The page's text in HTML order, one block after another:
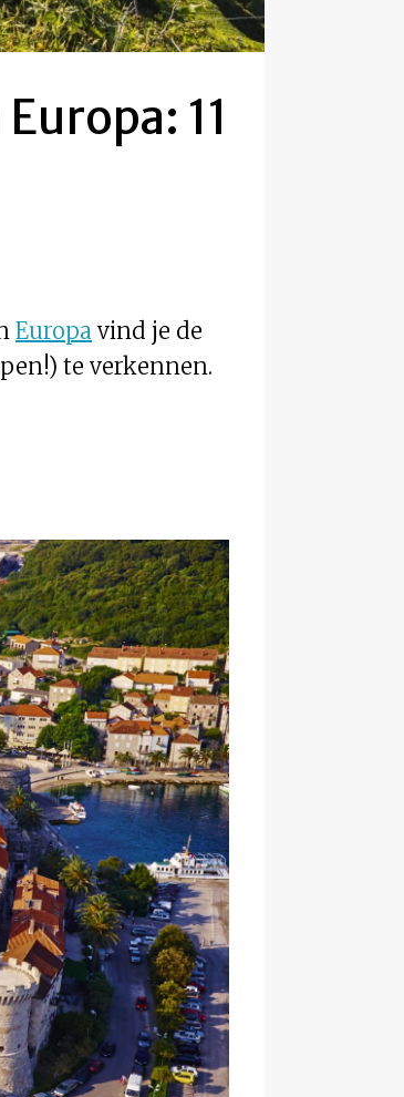
11
Europa vind je de
te verkennen.